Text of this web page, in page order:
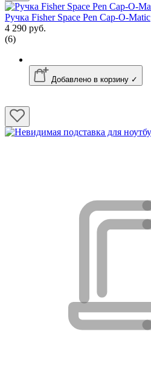
Ручка Fisher Space Pen Cap-O-Matic
4 290 руб.
(6)
Добавлено в корзину ✓